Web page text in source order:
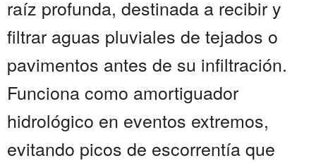
raíz profunda, destinada a recibir y
filtrar aguas pluviales de tejados o
pavimentos antes de su infiltración.
Funciona como amortiguador
hidrológico en eventos extremos,
evitando picos de escorrentía que